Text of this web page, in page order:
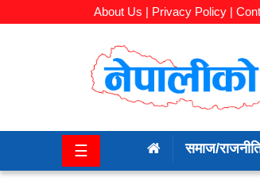
About Us | Privacy Policy |
राजनीति
☰ समाज/